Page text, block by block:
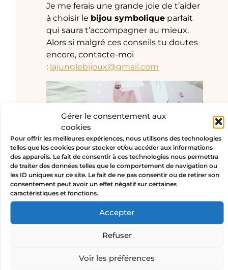
Gérer le consentement aux
cookies
Pour offrir les meilleures expériences, nous utilisons des technologies
telles que les cookies pour stocker et/ou accéder aux informations
des appareils. Le fait de consentir à ces technologies nous permettra
de traiter des données telles que le comportement de navigation ou
les ID uniques sur ce site. Le fait de ne pas consentir ou de retirer son
consentement peut avoir un effet négatif sur certaines
caractéristiques et fonctions.
Accepter
Refuser
Voir les préférences
Je me ferais une grande joie de t’aider
à choisir le bijou symbolique parfait
qui saura t’accompagner au mieux.
Alors si malgré ces conseils tu doutes
encore, contacte-moi
: lajunglebijoux@gmail.com
Besoin d’un coup de pouce
pour définir ton intention
?
Je te guideen t’offrant de manière
complètement gratuite, un moment
juste pour toi !
à définir ton intention